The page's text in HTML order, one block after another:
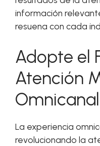
información
resuena con cada
Adopte el
Atención
La experiencia
revolucionando la